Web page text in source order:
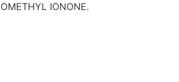
IONONE.